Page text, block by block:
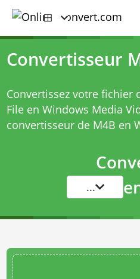
Convertisseur
Convertissez votre fichier
File en Windows Media
convertisseur de M4B en
...